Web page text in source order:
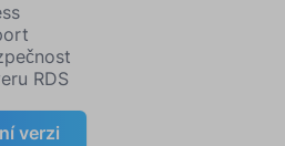
RDS
verzi